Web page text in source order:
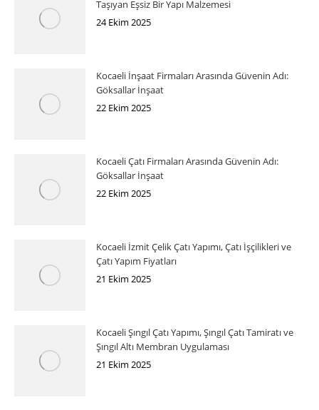
Taşıyan Eşsiz Bir Yapı Malzemesi
24 Ekim 2025
Kocaeli İnşaat Firmaları Arasında Güvenin Adı:
Göksallar İnşaat
22 Ekim 2025
Kocaeli Çatı Firmaları Arasında Güvenin Adı:
Göksallar İnşaat
22 Ekim 2025
Kocaeli İzmit Çelik Çatı Yapımı, Çatı İşçilikleri ve
Çatı Yapım Fiyatları
21 Ekim 2025
Kocaeli Şıngıl Çatı Yapımı, Şıngıl Çatı Tamiratı ve
Şıngıl Altı Membran Uygulaması
21 Ekim 2025